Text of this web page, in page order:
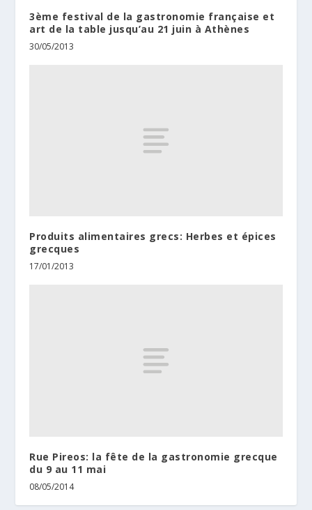
3ème festival de la gastronomie française et
art de la table jusqu’au 21 juin à Athènes
30/05/2013
Produits alimentaires grecs: Herbes et épices
grecques
17/01/2013
Rue Pireos: la fête de la gastronomie grecque
du 9 au 11 mai
08/05/2014